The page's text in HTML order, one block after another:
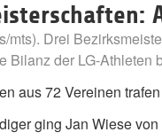
mts). Drei
Bilanz der LG-
aus 72 Vereinen
ging Jan Wiese